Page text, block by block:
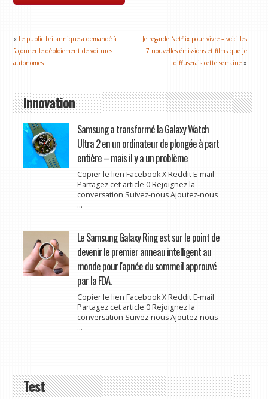
« Le public britannique a demandé à
façonner le déploiement de voitures
autonomes
Je regarde Netflix pour vivre – voici les
7 nouvelles émissions et films que je
diffuserais cette semaine »
Innovation
Samsung a transformé la Galaxy Watch
Ultra 2 en un ordinateur de plongée à part
entière – mais il y a un problème
Copier le lien Facebook X Reddit E-mail
Partagez cet article 0 Rejoignez la
conversation Suivez-nous Ajoutez-nous
...
Le Samsung Galaxy Ring est sur le point de
devenir le premier anneau intelligent au
monde pour l'apnée du sommeil approuvé
par la FDA.
Copier le lien Facebook X Reddit E-mail
Partagez cet article 0 Rejoignez la
conversation Suivez-nous Ajoutez-nous
...
Test